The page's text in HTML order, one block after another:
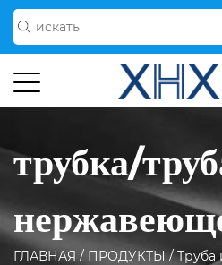
трубка/
ГЛАВНАЯ / ПРОДУКТЫ/Труба